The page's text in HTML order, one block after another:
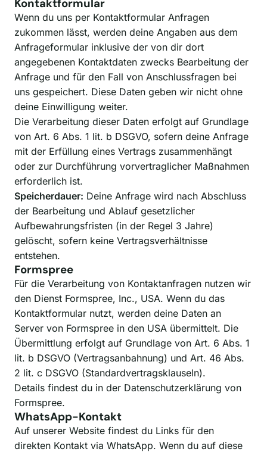
Kontaktformular
Wenn du uns per Kontaktformular Anfragen
zukommen lässt, werden deine Angaben aus dem
Anfrageformular inklusive der von dir dort
angegebenen Kontaktdaten zwecks Bearbeitung der
Anfrage und für den Fall von Anschlussfragen bei
uns gespeichert. Diese Daten geben wir nicht ohne
deine Einwilligung weiter.
Die Verarbeitung dieser Daten erfolgt auf Grundlage
von Art. 6 Abs. 1 lit. b DSGVO, sofern deine Anfrage
mit der Erfüllung eines Vertrags zusammenhängt
oder zur Durchführung vorvertraglicher Maßnahmen
erforderlich ist.
Speicherdauer: Deine Anfrage wird nach Abschluss
der Bearbeitung und Ablauf gesetzlicher
Aufbewahrungsfristen (in der Regel 3 Jahre)
gelöscht, sofern keine Vertragsverhältnisse
entstehen.
Formspree
Für die Verarbeitung von Kontaktanfragen nutzen wir
den Dienst Formspree, Inc., USA. Wenn du das
Kontaktformular nutzt, werden deine Daten an
Server von Formspree in den USA übermittelt. Die
Übermittlung erfolgt auf Grundlage von Art. 6 Abs. 1
lit. b DSGVO (Vertragsanbahnung) und Art. 46 Abs.
2 lit. c DSGVO (Standardvertragsklauseln).
Details findest du in der Datenschutzerklärung von
Formspree.
WhatsApp-Kontakt
Auf unserer Website findest du Links für den
direkten Kontakt via WhatsApp. Wenn du auf diese